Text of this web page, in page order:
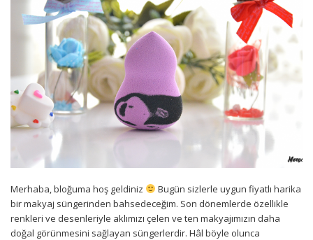
Merhaba, bloğuma hoş geldiniz
Bugün sizlerle uygun fiyatlı harika
bir makyaj süngerinden bahsedeceğim. Son dönemlerde özellikle
renkleri ve desenleriyle aklımızı çelen ve ten makyajımızın daha
doğal görünmesini sağlayan süngerlerdir. Hâl böyle olunca